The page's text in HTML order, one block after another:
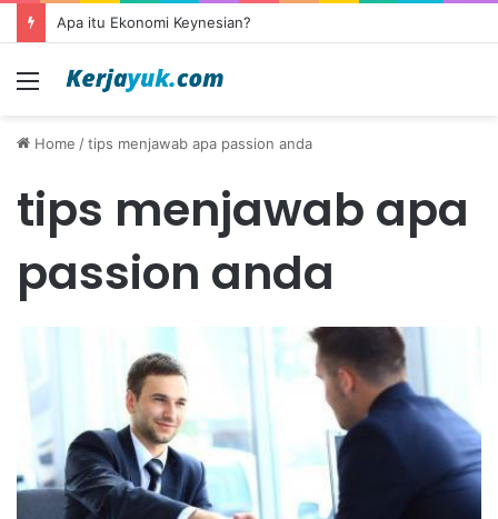
Apa itu Ekonomi Keynesian?
Menu
Home /tips menjawab apa passion anda
tips menjawab apa
passion anda